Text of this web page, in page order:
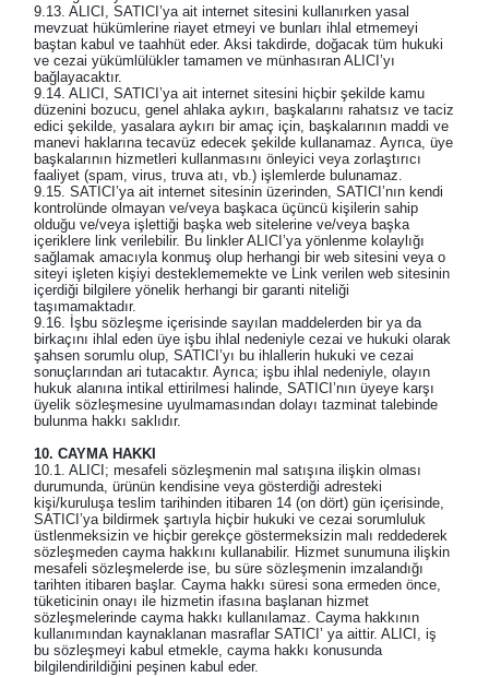
9.13. ALICI, SATICI’ya ait internet sitesini kullanırken yasal
mevzuat hükümlerine riayet etmeyi ve bunları ihlal etmemeyi
baştan kabul ve taahhüt eder. Aksi takdirde, doğacak tüm hukuki
ve cezai yükümlülükler tamamen ve münhasıran ALICI’yı
bağlayacaktır.
9.14. ALICI, SATICI’ya ait internet sitesini hiçbir şekilde kamu
düzenini bozucu, genel ahlaka aykırı, başkalarını rahatsız ve taciz
edici şekilde, yasalara aykırı bir amaç için, başkalarının maddi ve
manevi haklarına tecavüz edecek şekilde kullanamaz. Ayrıca, üye
başkalarının hizmetleri kullanmasını önleyici veya zorlaştırıcı
faaliyet (spam, virus, truva atı, vb.) işlemlerde bulunamaz.
9.15. SATICI’ya ait internet sitesinin üzerinden, SATICI’nın kendi
kontrolünde olmayan ve/veya başkaca üçüncü kişilerin sahip
olduğu ve/veya işlettiği başka web sitelerine ve/veya başka
içeriklere link verilebilir. Bu linkler ALICI’ya yönlenme kolaylığı
sağlamak amacıyla konmuş olup herhangi bir web sitesini veya o
siteyi işleten kişiyi desteklememekte ve Link verilen web sitesinin
içerdiği bilgilere yönelik herhangi bir garanti niteliği
taşımamaktadır.
9.16. İşbu sözleşme içerisinde sayılan maddelerden bir ya da
birkaçını ihlal eden üye işbu ihlal nedeniyle cezai ve hukuki olarak
şahsen sorumlu olup, SATICI’yı bu ihlallerin hukuki ve cezai
sonuçlarından ari tutacaktır. Ayrıca; işbu ihlal nedeniyle, olayın
hukuk alanına intikal ettirilmesi halinde, SATICI’nın üyeye karşı
üyelik sözleşmesine uyulmamasından dolayı tazminat talebinde
bulunma hakkı saklıdır.
10. CAYMA HAKKI
10.1. ALICI; mesafeli sözleşmenin mal satışına ilişkin olması
durumunda, ürünün kendisine veya gösterdiği adresteki
kişi/kuruluşa teslim tarihinden itibaren 14 (on dört) gün içerisinde,
SATICI’ya bildirmek şartıyla hiçbir hukuki ve cezai sorumluluk
üstlenmeksizin ve hiçbir gerekçe göstermeksizin malı reddederek
sözleşmeden cayma hakkını kullanabilir. Hizmet sunumuna ilişkin
mesafeli sözleşmelerde ise, bu süre sözleşmenin imzalandığı
tarihten itibaren başlar. Cayma hakkı süresi sona ermeden önce,
tüketicinin onayı ile hizmetin ifasına başlanan hizmet
sözleşmelerinde cayma hakkı kullanılamaz. Cayma hakkının
kullanımından kaynaklanan masraflar SATICI’ ya aittir. ALICI, iş
bu sözleşmeyi kabul etmekle, cayma hakkı konusunda
bilgilendirildiğini peşinen kabul eder.